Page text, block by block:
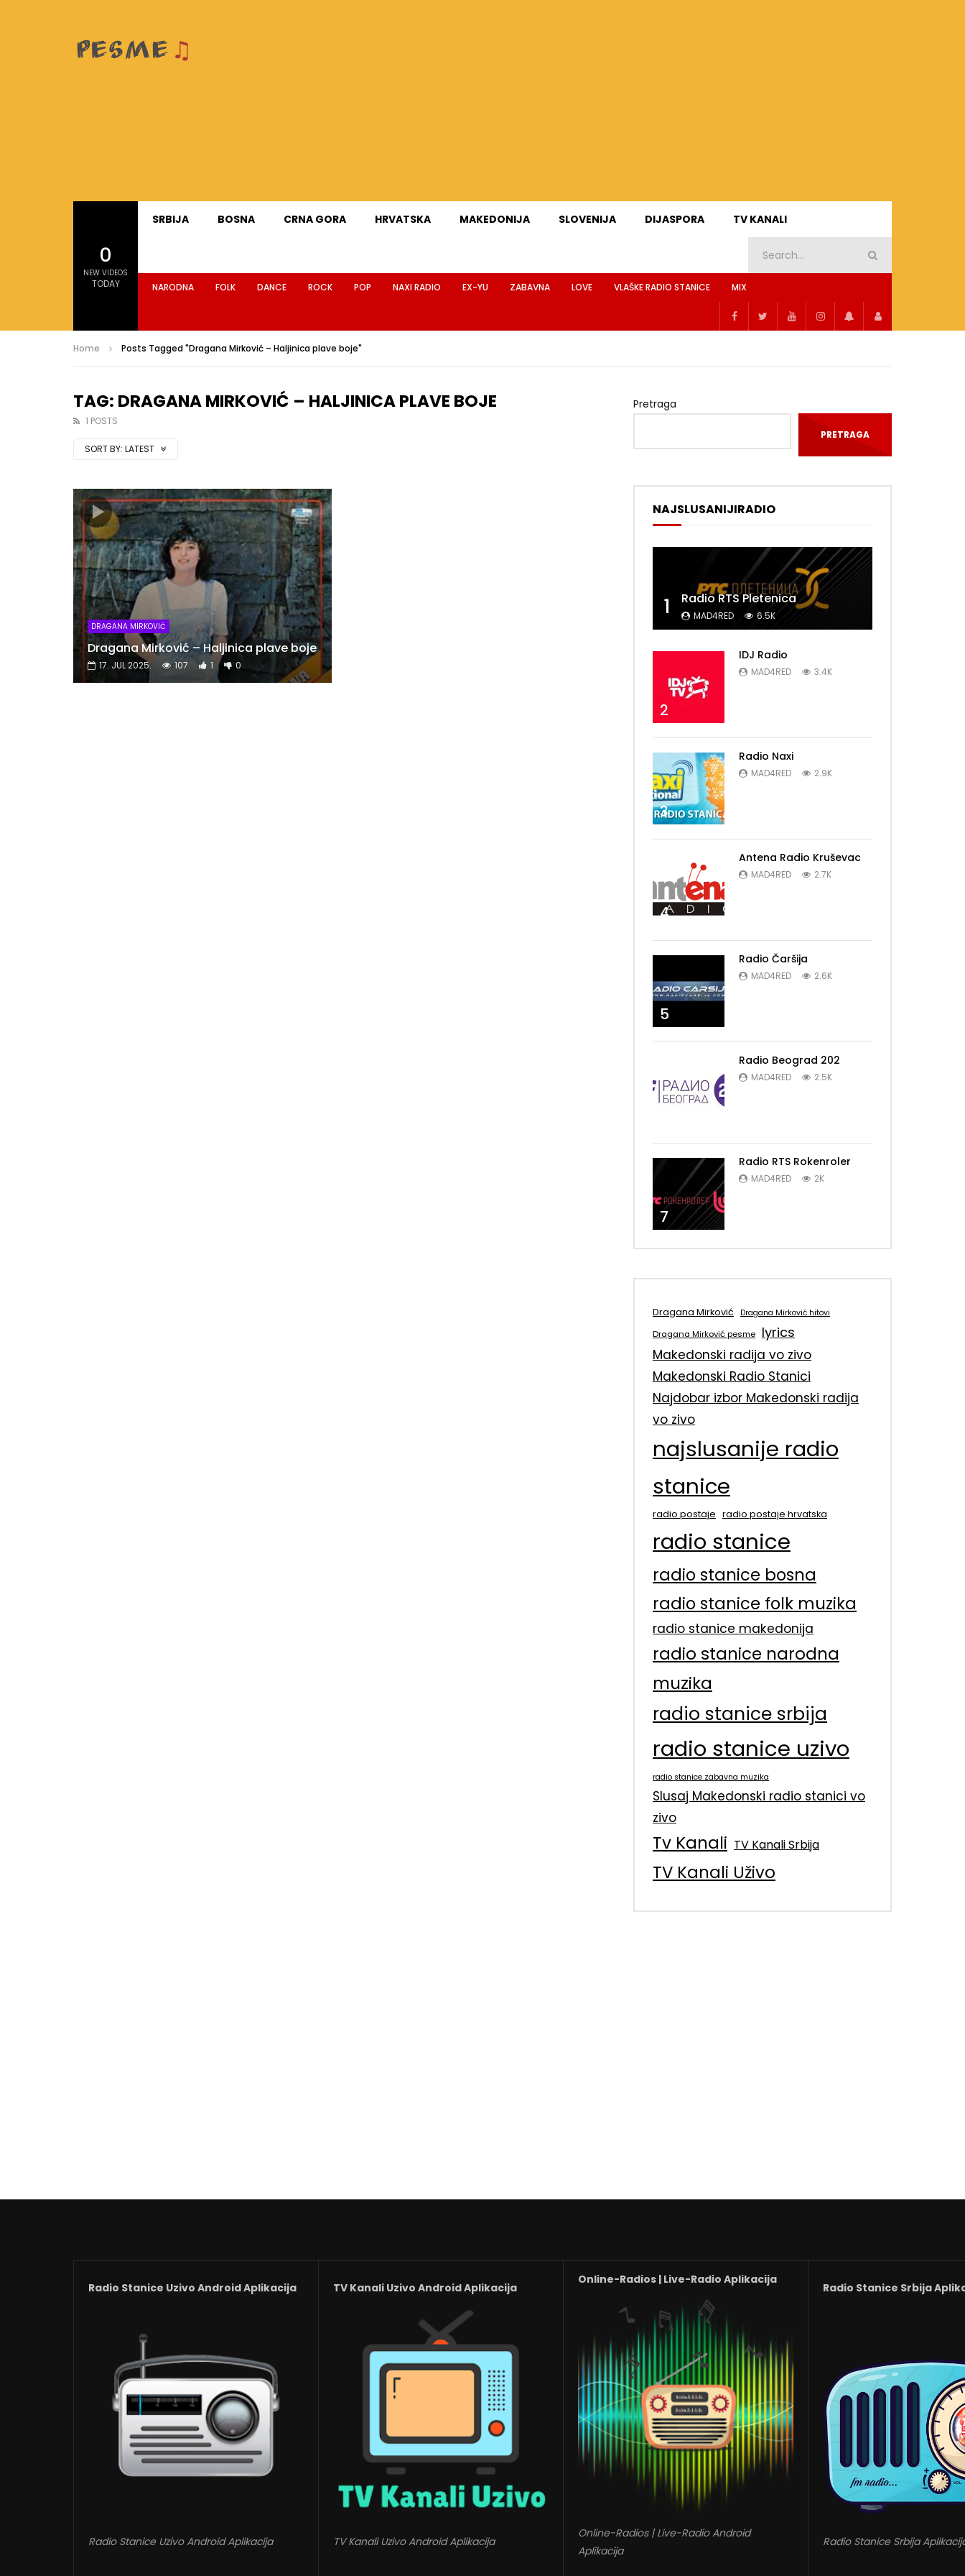
0
NEW VIDEOS
TODAY
SRBIJA BOSNA CRNA GORA HRVATSKA MAKEDONIJA SLOVENIJA DIJASPORA TV KANALI
NARODNA FOLK DANCE ROCK POP NAXI RADIO EX-YU ZABAVNA LOVE VLAŠKE RADIO STANICE MIX
Home Posts Tagged "Dragana Mirković – Haljinica plave boje"
TAG: DRAGANA MIRKOVIĆ – HALJINICA PLAVE BOJE
1 POSTS
SORT BY: LATEST
DRAGANA MIRKOVIĆ
Dragana Mirković – Haljinica plave boje
17. JUL 2025. 107 1 0
Pretraga
PRETRAGA
NAJSLUSANIJIRADIO
1 Radio RTS Pletenica
MAD4RED 6.5K
2
IDJ Radio
MAD4RED 3.4K
3
Radio Naxi
MAD4RED 2.9K
4
Antena Radio Kruševac
MAD4RED 2.7K
5
Radio Čaršija
MAD4RED 2.6K
Radio Beograd 202
MAD4RED 2.5K
7
Radio RTS Rokenroler
MAD4RED 2K
Dragana Mirković Dragana Mirković hitovi
Dragana Mirković pesme lyrics
Makedonski radija vo zivo
Makedonski Radio Stanici
Najdobar izbor Makedonski radija
vo zivo
najslusanije radio
stanice
radio postaje radio postaje hrvatska
radio stanice
radio stanice bosna
radio stanice folk muzika
radio stanice makedonija
radio stanice narodna
muzika
radio stanice srbija
radio stanice uzivo
radio stanice zabavna muzika
Slusaj Makedonski radio stanici vo
zivo
Tv Kanali TV Kanali Srbija
TV Kanali Uživo
Radio Stanice Uzivo Android Aplikacija
Radio Stanice Uzivo Android Aplikacija
TV Kanali Uzivo Android Aplikacija
TV Kanali Uzivo Android Aplikacija
Online-Radios | Live-Radio Aplikacija
Online-Radios | Live-Radio Android
Aplikacija
Radio Stanice Srbija
Radio Stanice Srbija